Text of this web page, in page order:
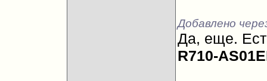
Добавлено
Да, еще.
R710-